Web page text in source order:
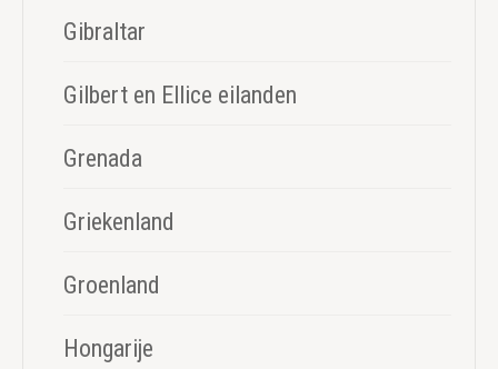
Gibraltar
Gilbert en Ellice eilanden
Grenada
Griekenland
Groenland
Hongarije